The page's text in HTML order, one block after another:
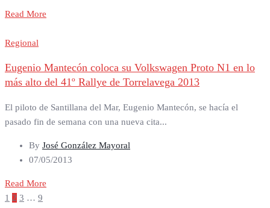
Read More
Regional
Eugenio Mantecón coloca su Volkswagen Proto N1 en lo
más alto del 41º Rallye de Torrelavega 2013
El piloto de Santillana del Mar, Eugenio Mantecón, se hacía el
pasado fin de semana con una nueva cita...
By José González Mayoral
07/05/2013
Read More
Paginación
1 2 3 … 9